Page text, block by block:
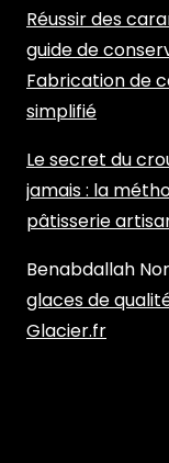
Réussir des
guide de
Fabrication de
simplifié
Le secret du
jamais : la
pâtisserie
Benabdallah
glaces de
Glacier.fr